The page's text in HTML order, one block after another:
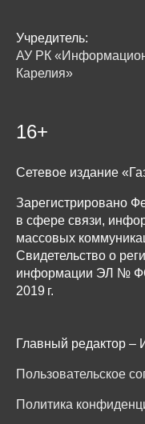
Учредитель:
АУ РК
Карелия»
16+
Сетевое издание
Зарегистрировано
в сфере связи,
массовых
Свидетельство о
информации ЭЛ №
2019 г.
Главный редактор –
Пользовательское
Политика